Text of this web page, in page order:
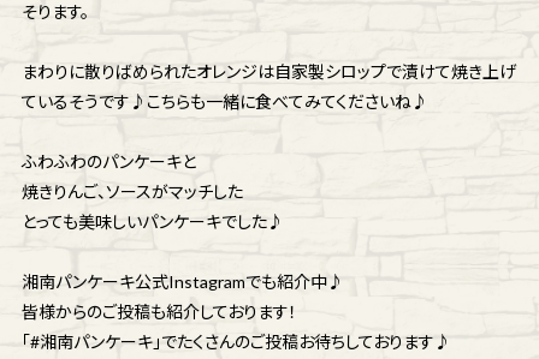
そります。
まわりに散りばめられたオレンジは自家製シロップで漬けて焼き上げ
ているそうです♪こちらも一緒に食べてみてくださいね♪
ふわふわのパンケーキと
焼きりんご、ソースがマッチした
とっても美味しいパンケーキでした♪
湘南パンケーキ公式Instagramでも紹介中♪
皆様からのご投稿も紹介しております！
「#湘南パンケーキ」でたくさんのご投稿お待ちしております♪